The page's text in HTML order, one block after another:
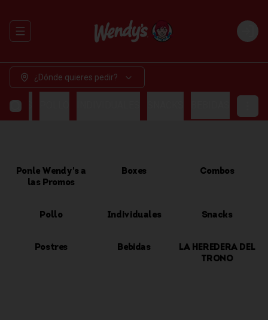
Abrir menu de navegación Login
¿Dónde quieres pedir?
Ponle Wendy's a
las Promos
Boxes Combos
Pollo Individuales Snacks
Postres Bebidas
LA HEREDERA DEL
TRONO